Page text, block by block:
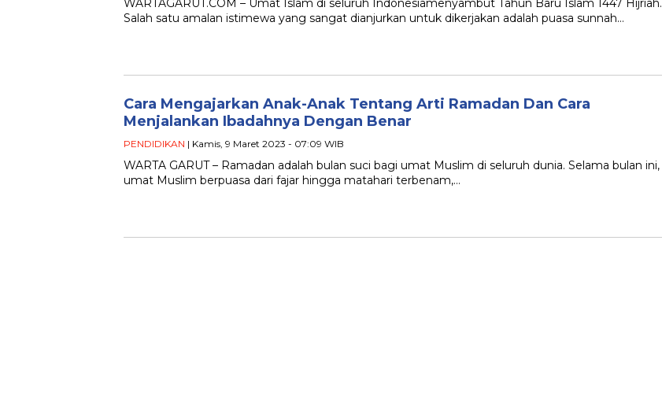
WARTAGARUT.COM – Umat Islam di seluruh Indonesiamenyambut Tahun Baru Islam 1447 Hijriah.
Salah satu amalan istimewa yang sangat dianjurkan untuk dikerjakan adalah puasa sunnah…
Cara Mengajarkan Anak-Anak Tentang Arti Ramadan Dan Cara
Menjalankan Ibadahnya Dengan Benar
PENDIDIKAN | Kamis, 9 Maret 2023 - 07:09 WIB
WARTA GARUT – Ramadan adalah bulan suci bagi umat Muslim di seluruh dunia. Selama bulan ini,
umat Muslim berpuasa dari fajar hingga matahari terbenam,…